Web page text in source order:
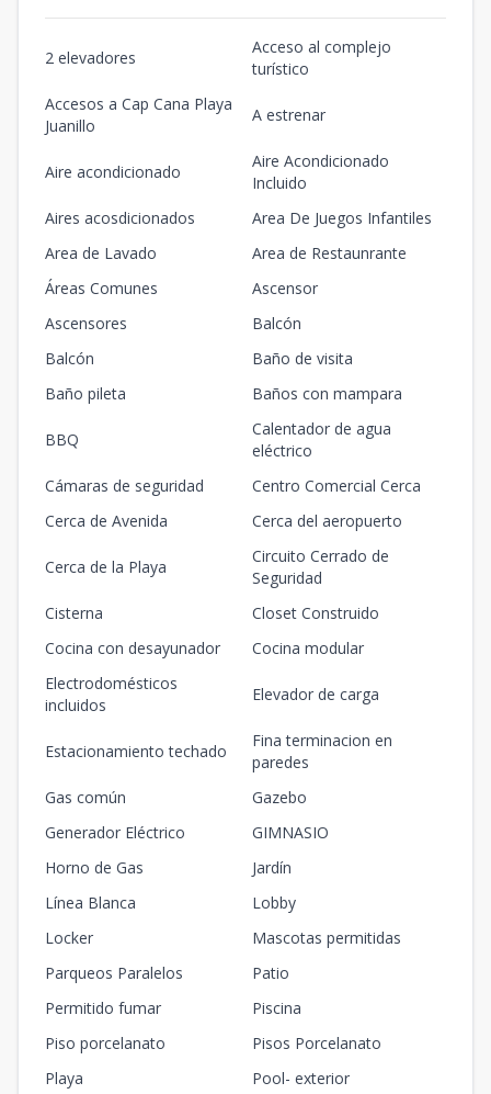
2 elevadores
Acceso al complejo
turístico
Accesos a Cap Cana Playa
Juanillo
A estrenar
Aire acondicionado
Aire Acondicionado
Incluido
Aires acosdicionados
Area De Juegos Infantiles
Area de Lavado
Area de Restaunrante
Áreas Comunes
Ascensor
Ascensores
Balcón
Balcón
Baño de visita
Baño pileta
Baños con mampara
BBQ
Calentador de agua
eléctrico
Cámaras de seguridad
Centro Comercial Cerca
Cerca de Avenida
Cerca del aeropuerto
Cerca de la Playa
Circuito Cerrado de
Seguridad
Cisterna
Closet Construido
Cocina con desayunador
Cocina modular
Electrodomésticos
incluidos
Elevador de carga
Estacionamiento techado
Fina terminacion en
paredes
Gas común
Gazebo
Generador Eléctrico
GIMNASIO
Horno de Gas
Jardín
Línea Blanca
Lobby
Locker
Mascotas permitidas
Parqueos Paralelos
Patio
Permitido fumar
Piscina
Piso porcelanato
Pisos Porcelanato
Playa
Pool- exterior